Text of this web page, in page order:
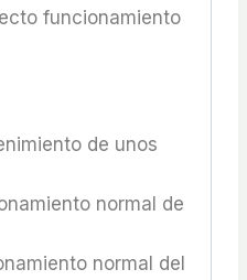
funcionamiento
de unos
normal de
normal del